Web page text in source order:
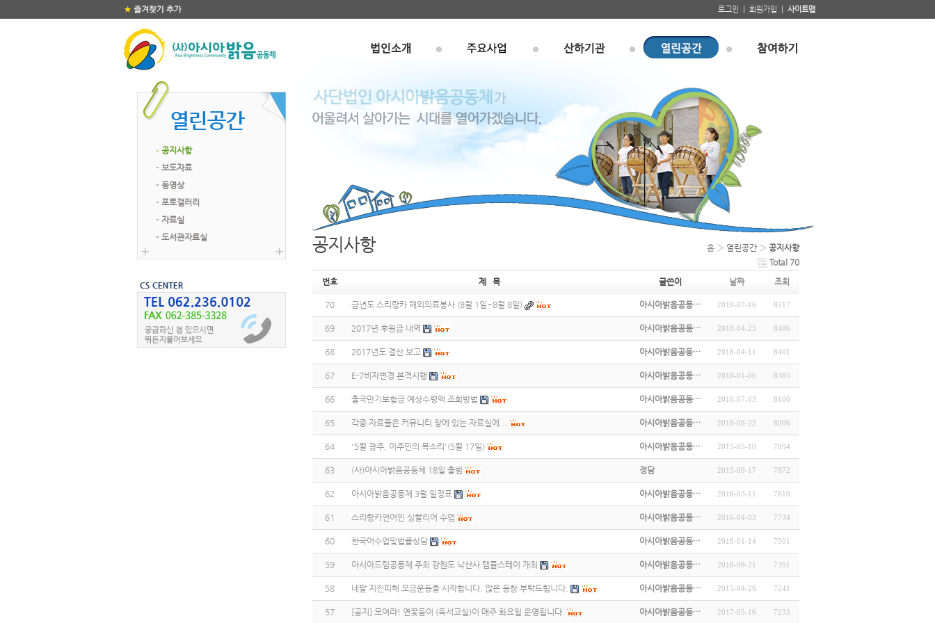
로그인 | 회원가입 | 사이트맵
공지사항
보도자료
동영상
포토갤러리
자료실
도서관자료실
공지사항 홈› 열린공간 › 공지사항
Total 70
번호
제 목 글쓴이 날짜 조회
70 금년도 스리랑카 해외의료봉사 (8월 1일~8월 8일) 아시아밝음공동… 2018-07-16 8517
69 2017년 후원금 내역 아시아밝음공동… 2018-04-23 8486
68 2017년도 결산 보고 아시아밝음공동… 2018-04-11 8401
67 E-7비자변경 본격시행 아시아밝음공동… 2018-01-06 8385
66 출국만기보험금 예상수령액 조회방법 아시아밝음공동… 2016-07-03 8100
65 각종 자료들은 커뮤니티 창에 있는 자료실에... 아시아밝음공동… 2018-08-22 8006
64 '5월 광주, 이주민의 목소리'(5월 17일) 아시아밝음공동… 2015-05-10 7894
63 (사)아시아밝음공동체 18일 출범 정담 2015-09-17 7872
62 아시아밝음공동체 3월 일정표 아시아밝음공동… 2018-03-11 7810
61 스리랑카언어인 싱할리어 수업 아시아밝음공동… 2016-04-03 7734
60 한국어수업및법률상담 아시아밝음공동… 2018-01-14 7501
59 아시아드림공동체 주최 강원도 낙산사 템플스테이 개최 아시아밝음공동… 2018-08-21 7391
58 네팔 지진피해 모금운동을 시작합니다. 많은 동참 부탁드립니다. 아시아밝음공동… 2015-04-29 7241
57 [공지] 모여라! 연꽃둥이 (독서교실)이 매주 화요일 운영됩니다. 아시아밝음공동… 2017-05-16 7233